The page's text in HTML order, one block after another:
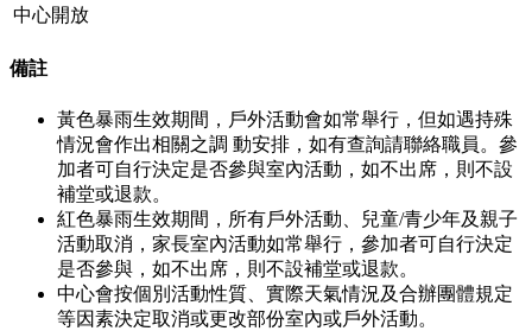
中心開放
備註
黃色暴雨生效期間，戶外活動會如常舉行，但如遇持殊
情況會作出相關之調 動安排，如有查詢請聯絡職員。參
加者可自行決定是否參與室內活動，如不出席，則不設
補堂或退款。
紅色暴雨生效期間，所有戶外活動、兒童/青少年及親子
活動取消，家長室內活動如常舉行，參加者可自行決定
是否參與，如不出席，則不設補堂或退款。
中心會按個別活動性質、實際天氣情況及合辦團體規定
等因素決定取消或更改部份室內或戶外活動。